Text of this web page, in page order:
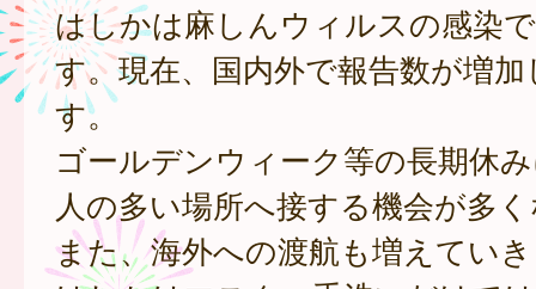
はしかは麻しんウィルスの感染
す。現在、国内外で報告数が増
す。
ゴールデンウィーク等の長期休
人の多い場所へ接する機会が多
また、海外への渡航も増えてい